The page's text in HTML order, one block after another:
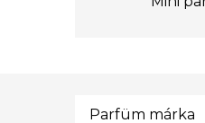
Parfüm márka